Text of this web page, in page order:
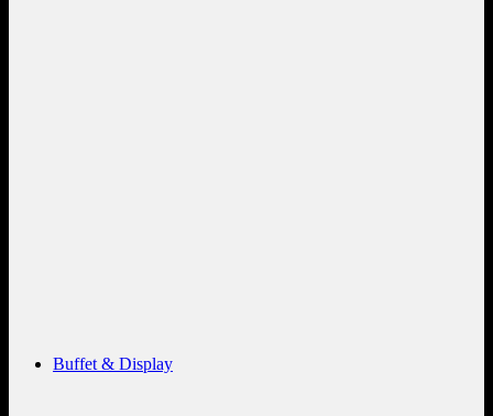
Buffet & Display